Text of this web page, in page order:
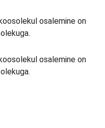
osalemine on
osalemine on